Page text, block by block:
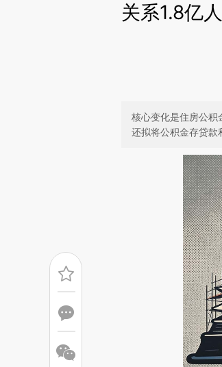
关系1.8亿
核心变化是住房公积
还拟将公积金存贷款